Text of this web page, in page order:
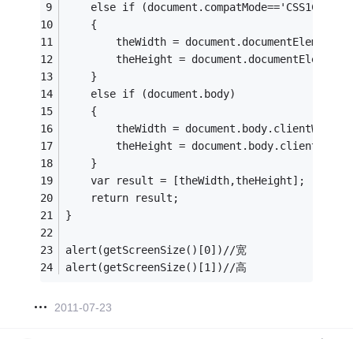
else if
    {
theWidth =
theHeight =
    }
    else if (document.body)
    {
	    theWidth = document.body.clientWidth
theHeight =
    }
    var result = [theWidth,theHeight];
    return result;
}
alert(getScreenSize()[0])//宽
alert(getScreenSize()[1])//高
2011-07-23